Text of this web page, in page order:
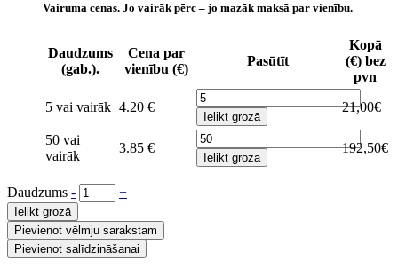
Vairuma cenas. Jo vairāk pērc – jo mazāk maksā par vienību.
Daudzums
(gab.).
Cena par
vienību (€)
Pasūtīt
Kopā
(€) bez
pvn
5 vai vairāk 4.20 €
Ielikt grozā
21,00€
50 vai
vairāk
3.85 €
Ielikt grozā
192,50€
Daudzums - +
Ielikt grozā
Pievienot vēlmju sarakstam
Pievienot salīdzināšanai